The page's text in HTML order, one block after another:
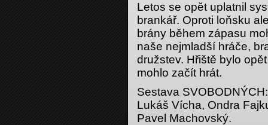
Letos se opět uplatnil
brankář. Oproti loňsku
brány během zápasu
naše nejmladší hráče,
družstev. Hřiště bylo
mohlo začít hrát.
Sestava
Lukáš Vícha, Ondra
Pavel Machovský.